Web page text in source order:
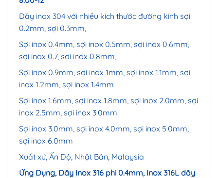
Dây inox 304 với nhiều kích thước đường kính sợi
0.2mm, sợi 0.3mm,
Sợi inox 0.4mm, sợi inox 0.5mm, sợi inox 0.6mm,
sợi inox 0.7, sợi inox 0.8mm,
Sợi inox 0.9mm, sợi inox 1mm, sợi inox 1.1mm, sợi
inox 1.2mm, sợi inox 1.4mm
Sợi inox 1.6mm, sợi inox 1.8mm, sợi inox 2.0mm, sợi
inox 2.5mm, sợi inox 3.0mm
Sợi inox 3.0mm, sợi inox 4.0mm, sợi inox 5.0mm,
sợi inox 6.0mm
Xuất xứ, Ấn Độ, Nhật Bản, Malaysia
Ứng Dụng, Dây Inox 316 phi 0.4mm, Inox 316L dây